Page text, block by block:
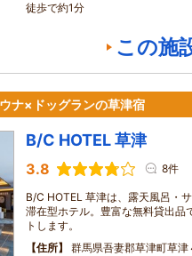
徒歩で約1分
この施
ナ×ドッグランの草津宿
B/C HOTEL 草津
3.8 8件
B/C HOTEL 草津は、露天風呂・
滞在型ホテル。豊富な無料貸出品
トします。
住所
群馬県吾妻郡草津町草津